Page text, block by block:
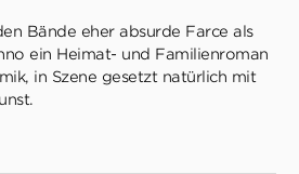
Bände eher absurde Farce als
ein Heimat- und Familienroman
in Szene gesetzt natürlich mit